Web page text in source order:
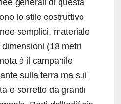
generali di questa
lo stile costruttivo
semplici, materiale
(18 metri
è il campanile
sulla terra ma sui
e sorretto da grandi